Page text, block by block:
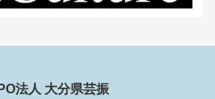
法人 大分県芸振